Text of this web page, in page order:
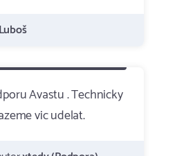
Luboš
Avastu . Technicky
vic udelat.